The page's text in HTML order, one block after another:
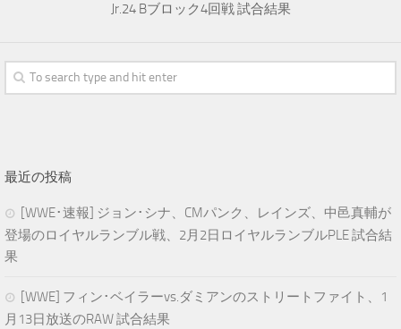
Jr.24 Bブロック4回戦 試合結果
最近の投稿
[WWE･速報] ジョン･シナ、CMパンク、レインズ、中邑真輔が
登場のロイヤルランブル戦、2月2日ロイヤルランブルPLE 試合結
果
[WWE] フィン･ベイラーvs.ダミアンのストリートファイト、1
月13日放送のRAW 試合結果